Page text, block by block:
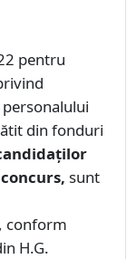
pentru
din fonduri
sunt
conform
H.G.